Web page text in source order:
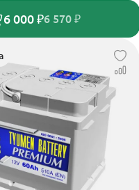
6 000 ₽6 570 ₽